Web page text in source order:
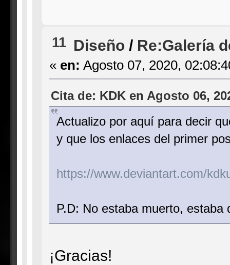
11 Diseño/ Re:Galería
« en: Agosto 07, 2020,
Cita de: KDK en Agosto 06,
Actualizo por aquí para decir
y que los enlaces del primer
https://www.deviantart.com/
P.D: No estaba muerto,
¡Gracias!